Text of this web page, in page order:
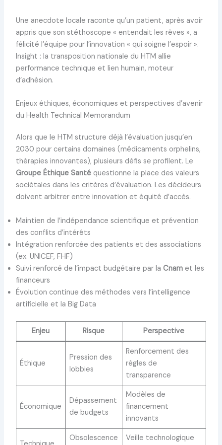
Une anecdote locale raconte qu’un patient, après avoir
appris que son stéthoscope « entendait les rêves », a
félicité l’équipe pour l’innovation « qui soigne l’espoir ».
Insight : la transposition nationale du HTM allie
performance technique et lien humain, moteur
d’adhésion.
Enjeux éthiques, économiques et perspectives d’avenir
du Health Technical Memorandum
Alors que le HTM structure déjà l’évaluation jusqu’en
2030 pour certains domaines (médicaments orphelins,
thérapies innovantes), plusieurs défis se profilent. Le
Groupe Éthique Santéquestionne la place des valeurs
sociétales dans les critères d’évaluation. Les décideurs
doivent arbitrer entre innovation et équité d’accès.
Maintien de l’indépendance scientifique et prévention
des conflits d’intérêts
Intégration renforcée des patients et des associations
(ex. UNICEF, FHF)
Suivi renforcé de l’impact budgétaire par la Cnamet les
financeurs
Évolution continue des méthodes vers l’intelligence
artificielle et la Big Data
Enjeu Risque Perspective
Éthique
Pression des
lobbies
Renforcement des
règles de
transparence
Économique
Dépassement
de budgets
Modèles de
financement
innovants
Obsolescence
Veille technologique